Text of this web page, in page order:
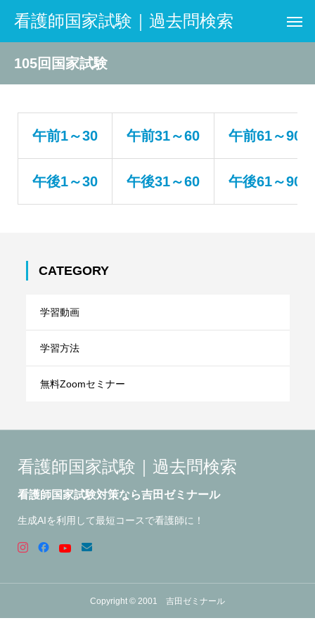
看護師国家試験｜過去問検索
105回国家試験
午前1～30 午前31～60 午前61～90
午後1～30 午後31～60 午後61～90
CATEGORY
学習動画
学習方法
無料Zoomセミナー
看護師国家試験｜過去問検索
看護師国家試験対策なら吉田ゼミナール
生成AIを利用して最短コースで看護師に！
Copyright © 2001 吉田ゼミナール